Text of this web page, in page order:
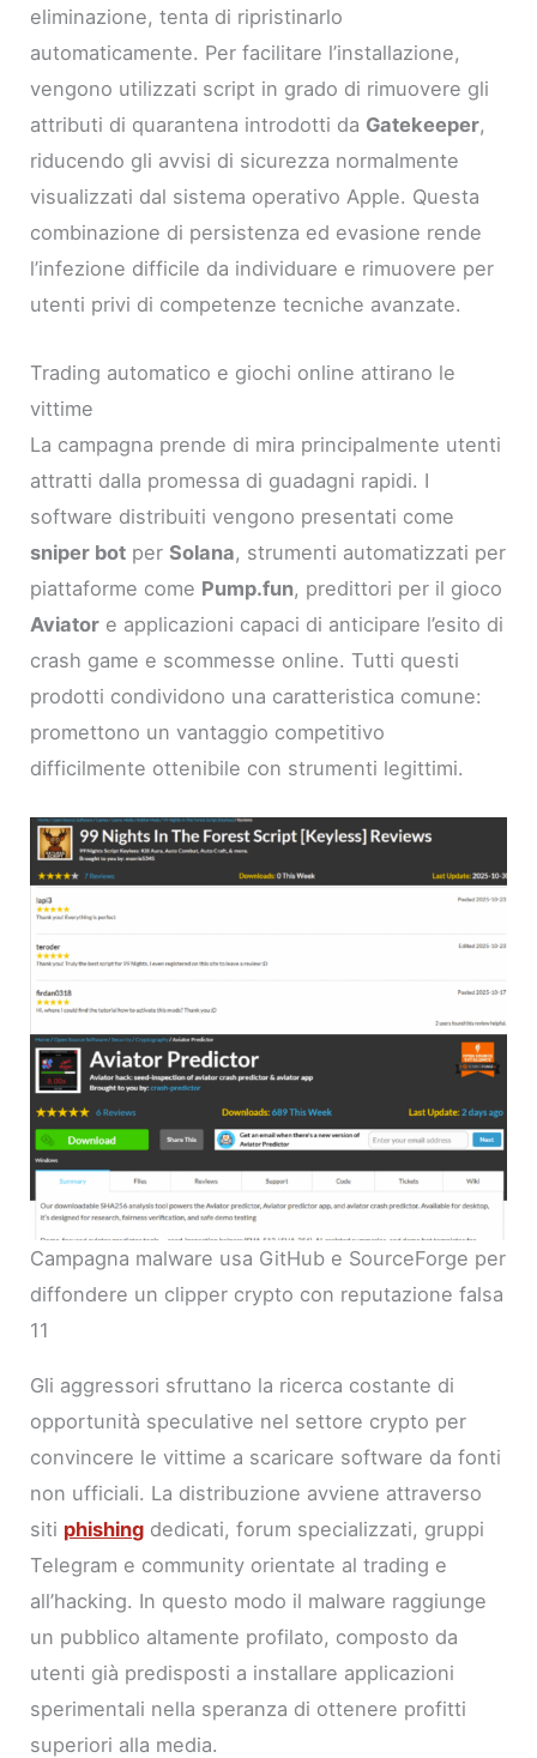
eliminazione, tenta di ripristinarlo
automaticamente. Per facilitare l’installazione,
vengono utilizzati script in grado di rimuovere gli
attributi di quarantena introdotti da Gatekeeper,
riducendo gli avvisi di sicurezza normalmente
visualizzati dal sistema operativo Apple. Questa
combinazione di persistenza ed evasione rende
l’infezione difficile da individuare e rimuovere per
utenti privi di competenze tecniche avanzate.
Trading automatico e giochi online attirano le
vittime
La campagna prende di mira principalmente utenti
attratti dalla promessa di guadagni rapidi. I
software distribuiti vengono presentati come
sniper bot perSolana, strumenti automatizzati per
piattaforme come Pump.fun, predittori per il gioco
Aviator e applicazioni capaci di anticipare l’esito di
crash game e scommesse online. Tutti questi
prodotti condividono una caratteristica comune:
promettono un vantaggio competitivo
difficilmente ottenibile con strumenti legittimi.
Campagna malware usa GitHub e SourceForge per
diffondere un clipper crypto con reputazione falsa
11
Gli aggressori sfruttano la ricerca costante di
opportunità speculative nel settore crypto per
convincere le vittime a scaricare software da fonti
non ufficiali. La distribuzione avviene attraverso
siti phishing dedicati, forum specializzati, gruppi
Telegram e community orientate al trading e
all’hacking. In questo modo il malware raggiunge
un pubblico altamente profilato, composto da
utenti già predisposti a installare applicazioni
sperimentali nella speranza di ottenere profitti
superiori alla media.